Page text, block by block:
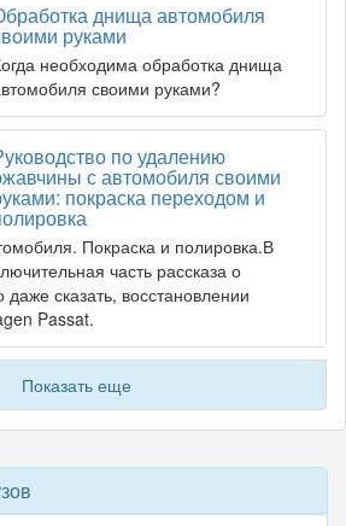
днища автомобиля
руками
необходима обработка днища
своими руками?
по удалению
с автомобиля своими
покраска переходом и
Покраска и полировка.В
часть рассказа о
сказать, восстановлении
Passat.
Показать еще